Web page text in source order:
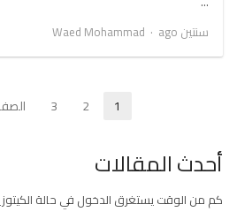
سنتين ago
Author
Waed Mohammad
المقالات
Page 1
Page 2
Page 3
أحدث المقالات
كم من الوقت يستغرق الدخول في حالة